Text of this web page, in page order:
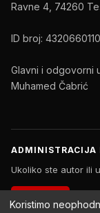
Ravne 4, 74260
ID broj:
Glavni i odgovorni
Muhamed Čabrić
ADMINISTRACIJA
Ukoliko ste autor ili
Koristimo